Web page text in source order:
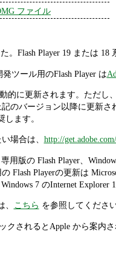
ファイル
。Flash Player 19 または 18
発ツール用のFlash Player は
的に更新されます。ただ
のバージョン以降に更新
ます。
場合は、 http://
用版の Flash Player、
Flash Playerの更新は
7 のInternet Explorer
こちら を参照してください
クされるとApple から案内